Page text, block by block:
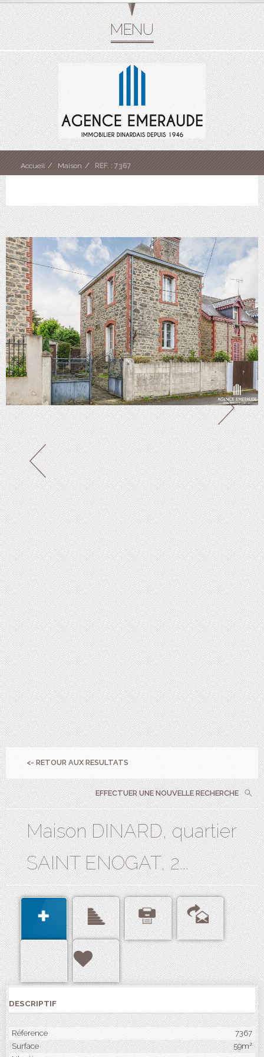
Accueil Maison REF. : 7367
<- RETOUR AUX RESULTATS
EFFECTUER UNE NOUVELLE RECHERCHE
Maison DINARD, quartier
SAINT ENOGAT, 2...
DESCRIPTIF
Réference
7367
Surface
59m²